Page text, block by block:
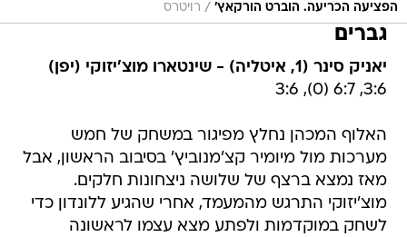
הפציעה הכריעה. הוברט הורקאץ' / רויטרס
גברים
יאניק סינר (1, איטליה) - שינטארו מוצ'יזוקי (יפן)
3:6, 6:7 (0), 3:6
האלוף המכהן נחלץ מפיגור במשחק של חמש
מערכות מול מיומיר קצ'מנוביץ' בסיבוב הראשון, אבל
מאז נמצא ברצף של שלושה ניצחונות חלקים.
מוצ'יזוקי התרגש מהמעמד, אחרי שהגיע ללונדון כדי
לשחק במוקדמות ולפתע מצא עצמו לראשונה